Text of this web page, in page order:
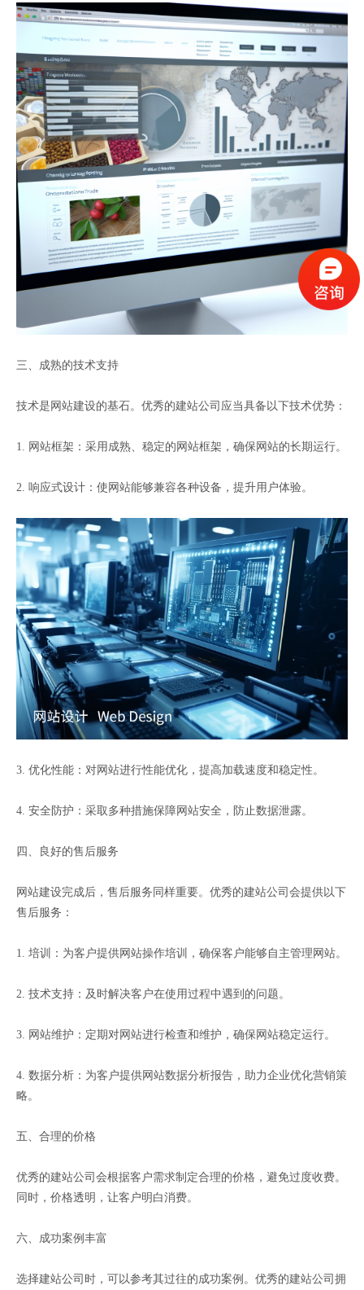
三、成熟的技术支持
技术是网站建设的基石。优秀的建站公司应当具备以下技术优势：
1. 网站框架：采用成熟、稳定的网站框架，确保网站的长期运行。
2. 响应式设计：使网站能够兼容各种设备，提升用户体验。
3. 优化性能：对网站进行性能优化，提高加载速度和稳定性。
4. 安全防护：采取多种措施保障网站安全，防止数据泄露。
四、良好的售后服务
网站建设完成后，售后服务同样重要。优秀的建站公司会提供以下
售后服务：
1. 培训：为客户提供网站操作培训，确保客户能够自主管理网站。
2. 技术支持：及时解决客户在使用过程中遇到的问题。
3. 网站维护：定期对网站进行检查和维护，确保网站稳定运行。
4. 数据分析：为客户提供网站数据分析报告，助力企业优化营销策
略。
五、合理的价格
优秀的建站公司会根据客户需求制定合理的价格，避免过度收费。
同时，价格透明，让客户明白消费。
六、成功案例丰富
选择建站公司时，可以参考其过往的成功案例。优秀的建站公司拥